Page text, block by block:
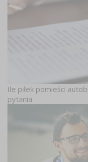
Ile piłek pomieści
pytania